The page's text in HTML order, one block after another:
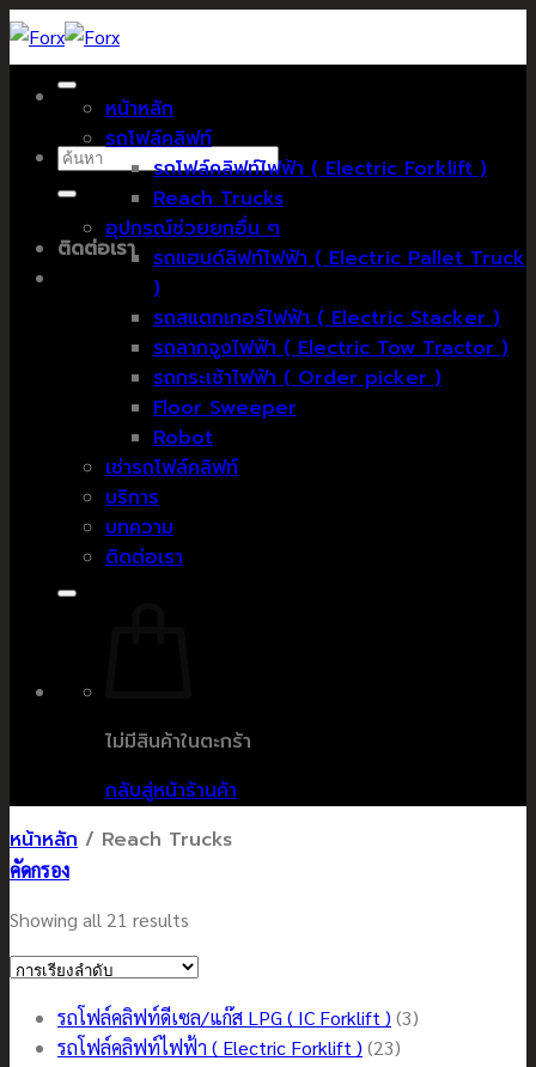
Skip
content
ค้นหา:
ติดต่อเรา
หน้าหลัก
รถโฟล์คลิฟท์
รถโฟล์คลิฟท์ไฟฟ้า ( Electric Forklift )
Reach Trucks
อุปกรณ์ช่วยยกอื่น ๆ
รถแฮนด์ลิฟท์ไฟฟ้า ( Electric Pallet Truck
)
รถสแตกเกอร์ไฟฟ้า ( Electric Stacker )
รถลากจูงไฟฟ้า ( Electric Tow Tractor )
รถกระเช้าไฟฟ้า ( Order picker )
Floor Sweeper
Robot
เช่ารถโฟล์คลิฟท์
บริการ
บทความ
ติดต่อเรา
ไม่มีสินค้าในตะกร้า
กลับสู่หน้าร้านค้า
หน้าหลัก / Reach Trucks
คัดกรอง
Showing all 21 results
รถโฟล์คลิฟท์ดีเซล/แก๊ส LPG ( IC Forklift ) 33
รถโฟล์คลิฟท์ไฟฟ้า ( Electric Forklift ) 2323